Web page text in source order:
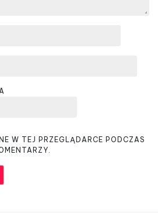
W TEJ PRZEGLĄDARCE PODCZAS